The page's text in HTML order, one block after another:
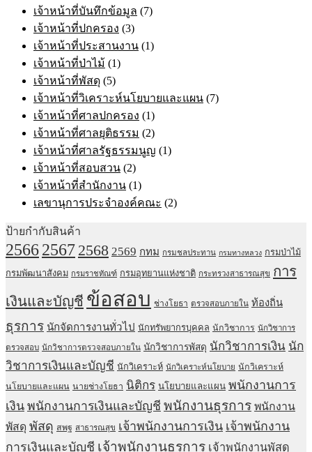
เจ้าหน้าที่บันทึกข้อมูล (7)
เจ้าหน้าที่ปกครอง (3)
เจ้าหน้าที่ประสานงาน (1)
เจ้าหน้าที่ป่าไม้ (1)
เจ้าหน้าที่พัสดุ (5)
เจ้าหน้าที่วิเคราะห์นโยบายและแผน (7)
เจ้าหน้าที่ศาลปกครอง (1)
เจ้าหน้าที่ศาลยุติธรรม (2)
เจ้าหน้าที่ศาลรัฐธรรมนูญ (1)
เจ้าหน้าที่สอบสวน (2)
เจ้าหน้าที่สำนักงาน (1)
เลขานุการประจำองค์คณะ (2)
ป้ายกำกับสินค้า
25662567 2568 2569 กทม กรมชลประทาน กรมทางหลวง กรมป่าไม้
กรมพัฒนาสังคม กรมราชทัณฑ์ กรมอุทยานแห่งชาติ กระทรวงสาธารณสุข การ
เงินและบัญชี ข้อสอบ ช่างโยธา ตรวจสอบภายใน ท้องถิ่น
ธุรการ นักจัดการงานทั่วไป นักทรัพยากรบุคคล นักวิชาการ นักวิชาการ
ตรวจสอบ นักวิชาการตรวจสอบภายใน นักวิชาการพัสดุ นักวิชาการเงิน นัก
วิชาการเงินและบัญชี นักวิเคราะห์ นักวิเคราะห์นโยบาย นักวิเคราะห์
นโยบายและแผน นายช่างโยธา นิติกร นโยบายและแผน พนักงานการ
เงิน พนักงานการเงินและบัญชี พนักงานธุรการ พนักงาน
พัสดุ พัสดุ สพฐ สาธารณสุข เจ้าพนักงานการเงิน เจ้าพนักงาน
การเงินและบัญชี เจ้าพนักงานธุรการ เจ้าพนักงานพัสดุ